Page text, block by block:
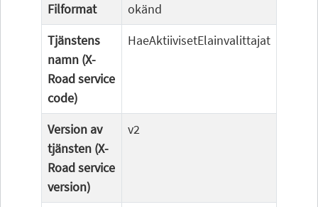
Filformat
okänd
Tjänstens
namn (X-
Road service
code)
HaeAktiivisetElainvalittajat
Version av
tjänsten (X-
Road service
version)
v2